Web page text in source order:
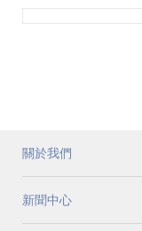
關於我們
新聞中心